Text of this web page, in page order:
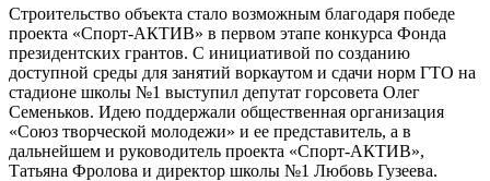
Строительство объекта стало возможным благодаря победе
проекта «Спорт-АКТИВ» в первом этапе конкурса Фонда
президентских грантов. С инициативой по созданию
доступной среды для занятий воркаутом и сдачи норм ГТО на
стадионе школы №1 выступил депутат горсовета Олег
Семеньков. Идею поддержали общественная организация
«Союз творческой молодежи» и ее представитель, а в
дальнейшем и руководитель проекта «Спорт-АКТИВ»,
Татьяна Фролова и директор школы №1 Любовь Гузеева.